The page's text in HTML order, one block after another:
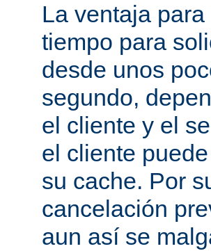
La ventaja
tiempo para
desde unos
segundo,
el cliente y el
el cliente
su cache. Por
cancelación
aun así se